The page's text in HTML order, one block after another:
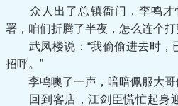
众人出了总镇衙门，李鸣才
署，咱们折腾了半夜，怎么连个
武凤楼说：“我偷偷进去时，
招呼。”
李鸣噢了一声，暗暗佩服大哥
回到客店，江剑臣慌忙起身